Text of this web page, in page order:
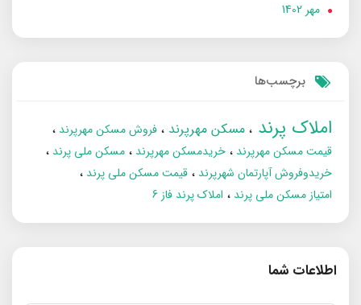
مهر 1402
برچسب‌ها
املاک پرند مسکن مهرپرند
فروش مسکن مهرپرند
قیمت مسکن مهرپرند
خریدمسکن مهرپرند
مسکن ملی پرند
خریدوفروش آپارتمان شهرپرند
قیمت مسکن ملی پرند
امتیاز مسکن ملی پرند
املاک پرند فاز 6
اطلاعات شما